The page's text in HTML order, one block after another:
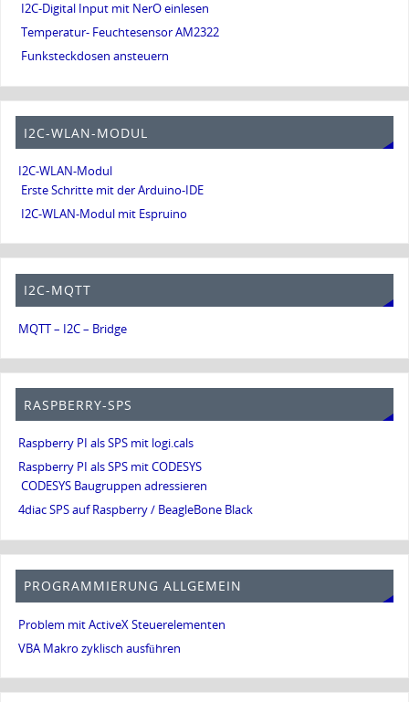
I2C-Digital Input mit NerO einlesen
Temperatur- Feuchtesensor AM2322
Funksteckdosen ansteuern
I2C-WLAN-MODUL
I2C-WLAN-Modul
Erste Schritte mit der Arduino-IDE
I2C-WLAN-Modul mit Espruino
I2C-MQTT
MQTT – I2C – Bridge
RASPBERRY-SPS
Raspberry PI als SPS mit logi.cals
Raspberry PI als SPS mit CODESYS
CODESYS Baugruppen adressieren
4diac SPS auf Raspberry / BeagleBone Black
PROGRAMMIERUNG ALLGEMEIN
Problem mit ActiveX Steuerelementen
VBA Makro zyklisch ausführen